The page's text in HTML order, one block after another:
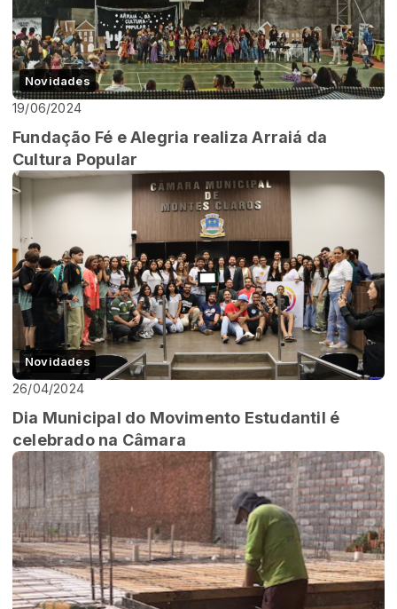
Novidades
19/06/2024
Fundação Fé e Alegria realiza Arraiá da
Cultura Popular
Novidades
26/04/2024
Dia Municipal do Movimento Estudantil é
celebrado na Câmara